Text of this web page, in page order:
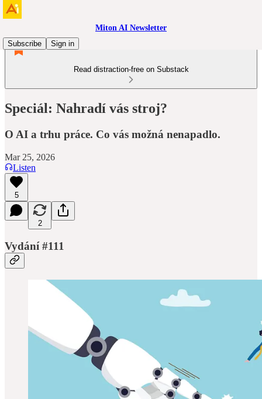
Miton AI Newsletter
Subscribe
Sign in
Read distraction-free on Substack
Speciál: Nahradí vás stroj?
O AI a trhu práce. Co vás možná nenapadlo.
Mar 25, 2026
Listen
5
2
Vydání #111